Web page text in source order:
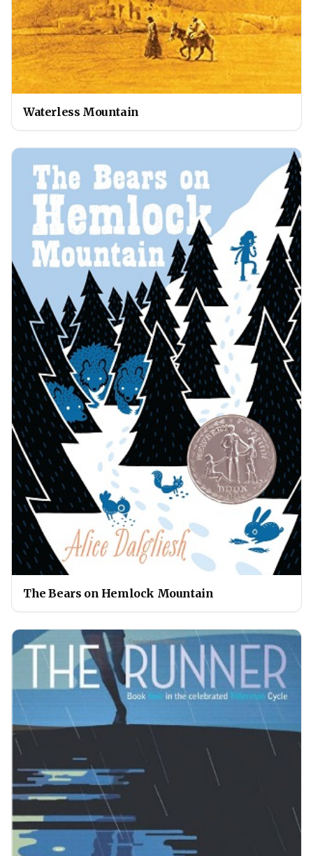
Waterless Mountain
The Bears on Hemlock Mountain